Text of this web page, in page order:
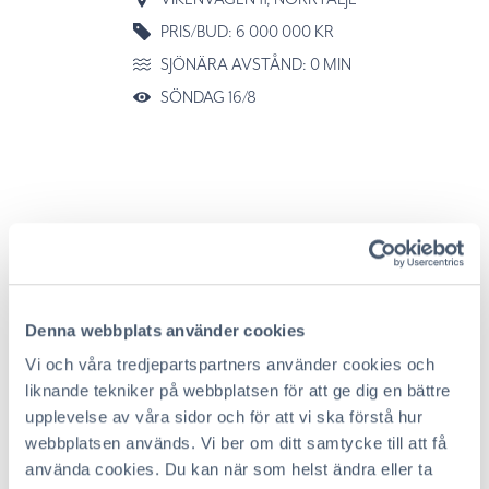
Denna webbplats använder cookies
Vi och våra tredjepartspartners använder cookies och
liknande tekniker på webbplatsen för att ge dig en bättre
upplevelse av våra sidor och för att vi ska förstå hur
webbplatsen används. Vi ber om ditt samtycke till att få
använda cookies. Du kan när som helst ändra eller ta
PRIS/BUD: 6 000 000 KR
SJÖNÄRA AVSTÅND: 0 MIN
SÖNDAG 16/8